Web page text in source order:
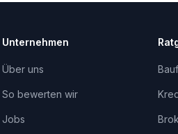
Unternehmen
Über uns
So bewerten wir
Jobs